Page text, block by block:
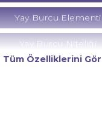
Yay Burcu Elementi
Yay Burcu Niteliği
Tüm Özelliklerini Gör